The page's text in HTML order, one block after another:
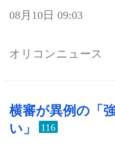
08月10日 09:03
オリコンニュース
横審が異例の「
い」
116